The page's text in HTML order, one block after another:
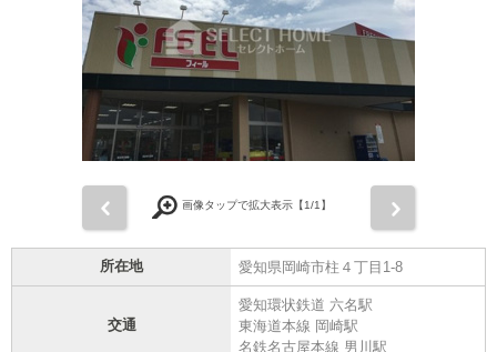
画像タップで拡大表示【1/1】
所在地 愛知県岡崎市柱４丁目1-8
交通
愛知環状鉄道 六名駅
東海道本線 岡崎駅
名鉄名古屋本線 男川駅